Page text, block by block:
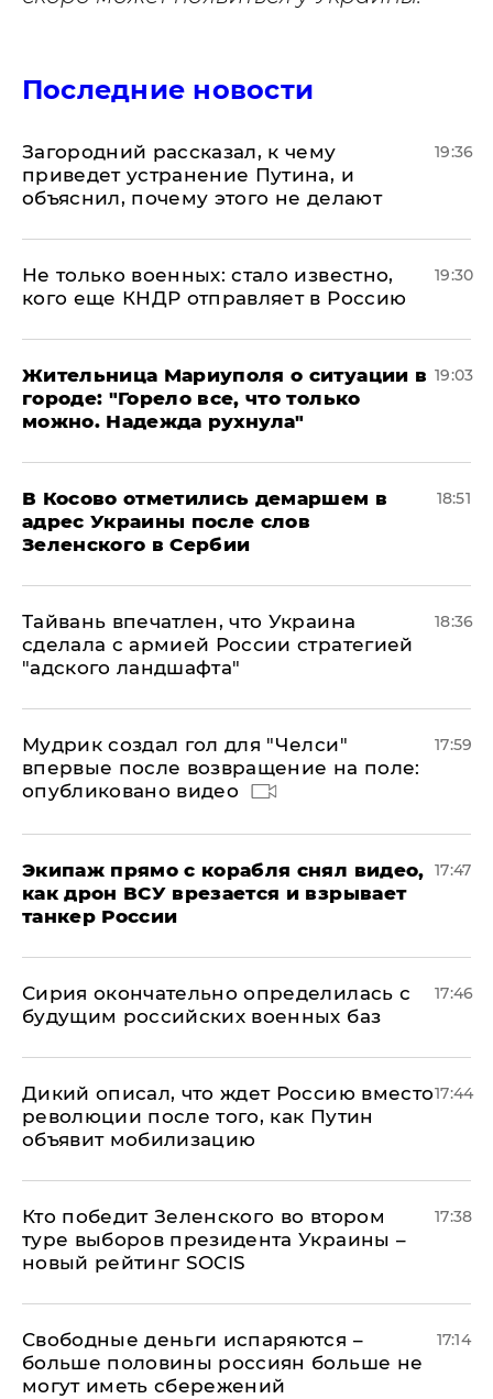
Последние новости
Загородний рассказал, к чему
приведет устранение Путина, и
объяснил, почему этого не делают
19:36
Не только военных: стало известно,
кого еще КНДР отправляет в Россию
19:30
Жительница Мариуполя о ситуации в
городе: "Горело все, что только
можно. Надежда рухнула"
19:03
В Косово отметились демаршем в
адрес Украины после слов
Зеленского в Сербии
18:51
Тайвань впечатлен, что Украина
сделала с армией России стратегией
"адского ландшафта"
18:36
Мудрик создал гол для "Челси"
впервые после возвращение на поле:
опубликовано видео
17:59
Экипаж прямо с корабля снял видео,
как дрон ВСУ врезается и взрывает
танкер России
17:47
Сирия окончательно определилась с
будущим российских военных баз
17:46
Дикий описал, что ждет Россию вместо
революции после того, как Путин
объявит мобилизацию
17:44
Кто победит Зеленского во втором
туре выборов президента Украины –
новый рейтинг SOCIS
17:38
Свободные деньги испаряются –
больше половины россиян больше не
могут иметь сбережений
17:14